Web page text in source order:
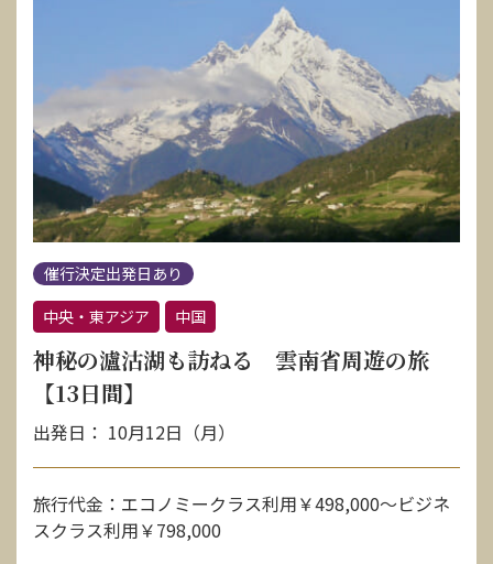
催行決定出発日あり
中央・東アジア
中国
神秘の瀘沽湖も訪ねる 雲南省周遊の旅
【13日間】
出発日： 10月12日（月）
旅行代金：エコノミークラス利用￥498,000～ビジネ
スクラス利用￥798,000